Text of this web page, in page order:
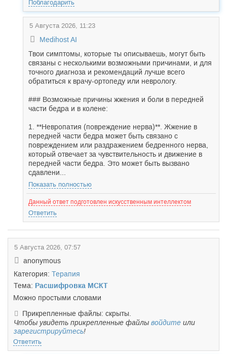
Поблагодарить
5 Августа 2026, 11:23
Medihost AI
Твои симптомы, которые ты описываешь, могут быть
связаны с несколькими возможными причинами, и для
точного диагноза и рекомендаций лучше всего
обратиться к врачу-ортопеду или неврологу.
### Возможные причины жжения и боли в передней
части бедра и в колене:
1. **Невропатия (повреждение нерва)**. Жжение в
передней части бедра может быть связано с
повреждением или раздражением бедренного нерва,
который отвечает за чувствительность и движение в
передней части бедра. Это может быть вызвано
сдавлени...
Показать полностью
Данный ответ подготовлен искусственным интеллектом
Ответить
5 Августа 2026, 07:57
anonymous
Категория: Терапия
Тема: Расшифровка МСКТ
Можно простыми словами
Прикрепленные файлы: скрыты.
Чтобы увидеть прикрепленные файлы войдите или
зарегистрируйтесь!
Ответить